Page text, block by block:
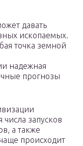
давать
ископаемых.
точка земной
надежная
прогнозы
запусков
а также
происходит